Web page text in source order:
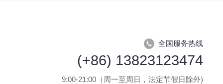
全国服务热线
(+86) 13823123474
9:00-21:00（周一至周日，法定节假日除外)